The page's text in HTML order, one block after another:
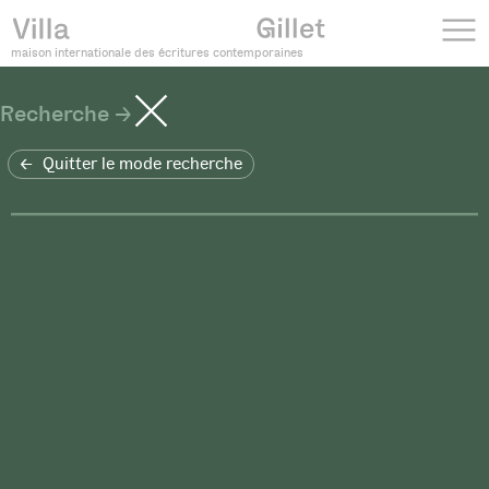
maison internationale des écritures contemporaines
Recherche
Quitter le mode recherche